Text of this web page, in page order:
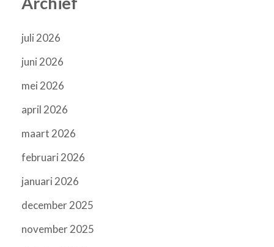
juli 2026
juni 2026
mei 2026
april 2026
maart 2026
februari 2026
januari 2026
december 2025
november 2025